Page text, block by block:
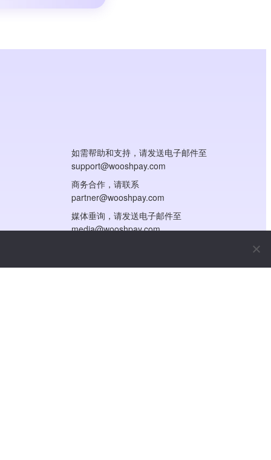
如需帮助和支持，请发送电子邮件至
support@wooshpay.com
商务合作，请联系
partner@wooshpay.com
媒体垂询，请发送电子邮件至
media@wooshpay.com